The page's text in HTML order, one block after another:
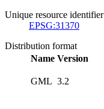
Unique resource identifier
EPSG:31370
Distribution format
Name Version
GML 3.2